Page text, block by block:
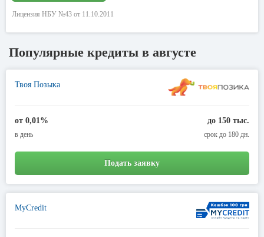
Лицензия НБУ №43 от 11.10.2011
Популярные кредиты в августе
Твоя Позыка
от 0,01%
в день
до 150 тыс.
срок до 180 дн.
Подать заявку
MyCredit